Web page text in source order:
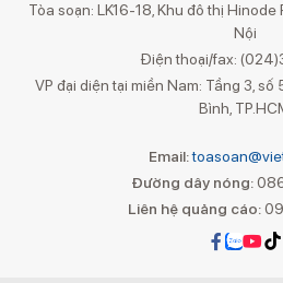
Tòa soạn: LK16-18, Khu đô thị Hinode
Nội
Điện thoại/fax:
VP đại diện tại miền Nam: Tầng 3,
Bình,
Email:
Đường dây nóng:
Liên hệ quảng cáo: